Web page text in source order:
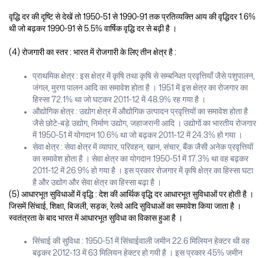
वृद्धि दर की दृष्टि से देखें तो 1950-51 से 1990-91 तक प्रतिव्यक्ति आय की वृद्धिदर 1.6%
थी जो बढ़कर 1990-91 से 5.5% वार्षिक वृद्धि दर से बढ़ी है ।
(4) रोजगारी का स्तर : भारत में रोजगारी के लिए तीन क्षेत्र है :
प्राथमिक क्षेत्र : इस क्षेत्र में कृषि तथा कृषि से सम्बन्धित प्रवृत्तियाँ जैसे पशुपालन,
जंगल, मुरगा पालन आदि का समावेश होता है । 1951 में इस क्षेत्र का रोजगार का
हिस्सा 72.1% था जो घटकर 2011-12 में 48.9% रह गया है ।
औद्योगिक क्षेत्र : उद्योग क्षेत्र में औद्योगिक उत्पादन प्रवृत्तियों का समावेश होता है
जैसे छोटे-बड़े उद्योग, निर्माण उद्योग, जहाजरानी आदि । उद्योगों का भारतीय रोजगार
में 1950-51 में योगदान 10.6% था जो बढ़कर 2011-12 में 24.3% हो गया ।
सेवा क्षेत्र : सेवा क्षेत्र में व्यापार, परिवहन, खान, संचार, बैंक जैसी अनेक प्रवृत्तियों
का समावेश होता है । सेवा क्षेत्र का योगदान 1950-51 में 17.3% था वह बढ़कर
2011-12 में 26.9% हो गया है । इस प्रकार रोजगार में कृषि क्षेत्र का हिस्सा घटा
है और उद्योग और सेवा क्षेत्र का हिस्सा बढ़ा है ।
(5) आधारभूत सुविधाओं में वृद्धि : देश की आर्थिक वृद्धि दर आधारभूत सुविधाओं पर होती है ।
जिसमें सिंचाई, शिक्षा, बिजली, सड़क, रेलवे आदि सुविधाओं का समावेश किया जाता है ।
स्वतंत्रता के बाद भारत में आधारभूत सुविधा का विकास हुआ है ।
सिंचाई की सुविधा : 1950-51 में सिंचाईवाली जमीन 22.6 मिलियन हेक्टर थी वह
बढ़कर 2012-13 में 63 मिलियन हेक्टर हो गयी है । इस प्रकार 45% जमीन